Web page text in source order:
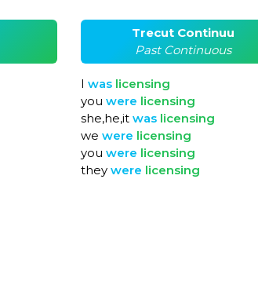
Trecut Continuu
Past Continuous
I was licensing
you were licensing
she,he,it was licensing
we were licensing
you were licensing
they were licensing